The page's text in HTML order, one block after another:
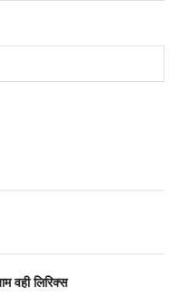
वही लिरिक्स